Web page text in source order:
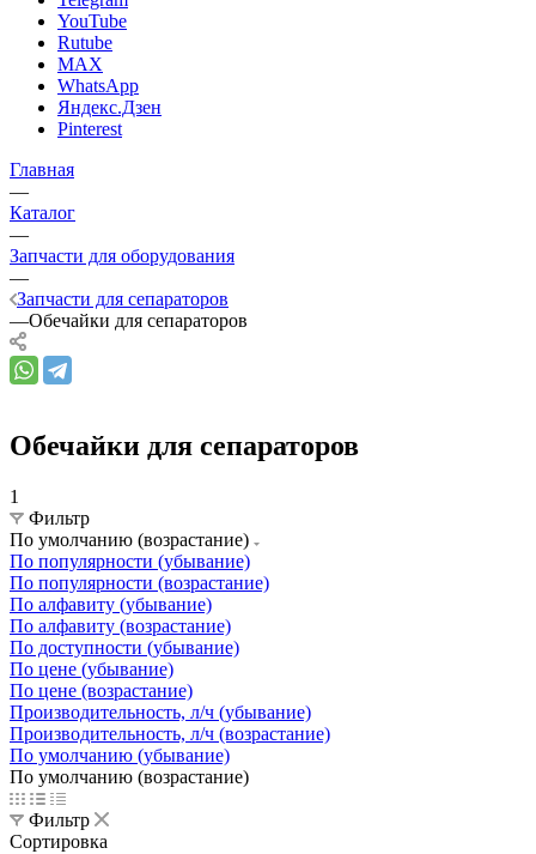
YouTube
Rutube
MAX
WhatsApp
Яндекс.Дзен
Pinterest
Главная
—
Каталог
—
Запчасти для оборудования
—
Запчасти для сепараторов
—Обечайки для сепараторов
Обечайки для сепараторов
1
Фильтр
По умолчанию (возрастание)
По популярности (убывание)
По популярности (возрастание)
По алфавиту (убывание)
По алфавиту (возрастание)
По доступности (убывание)
По цене (убывание)
По цене (возрастание)
Производительность, л/ч (убывание)
Производительность, л/ч (возрастание)
По умолчанию (убывание)
По умолчанию (возрастание)
Фильтр
Сортировка